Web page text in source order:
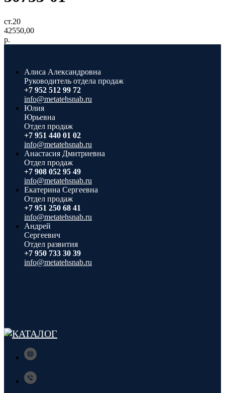
ст.20
42550,00
р.
Алиса Александровна
Руководитель отдела продаж
+7 952 512 99 72
info@metatehsnab.ru
Юлия
Юрьевна
Отдел продаж
+7 951 440 01 02
info@metatehsnab.ru
Анастасия Дмитриевна
Отдел продаж
+7 908 052 95 49
info@metatehsnab.ru
Екатерина Сергеевна
Отдел продаж
+7 951 250 68 41
info@metatehsnab.ru
Андрей
Сергеевич
Отдел развития
+7 950 733 30 39
info@metatehsnab.ru